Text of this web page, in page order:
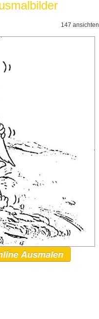
147 ansichten
Ausmalen